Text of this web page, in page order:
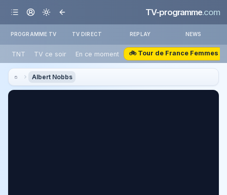
TV-programme.com
PROGRAMME TV TV DIRECT REPLAY NEWS
TNT TV ce soir En ce moment 🚲 Tour de France Femmes
Albert Nobbs